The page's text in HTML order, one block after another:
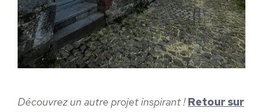
Découvrez un autre projet inspirant ! Retour sur